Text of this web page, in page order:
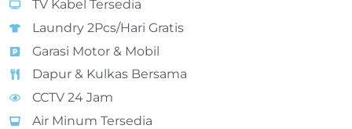
TV Kabel Tersedia
Laundry 2Pcs/Hari Gratis
Garasi Motor & Mobil
Dapur & Kulkas Bersama
CCTV 24 Jam
Air Minum Tersedia